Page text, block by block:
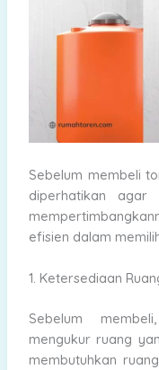
Sebelum membeli
diperhatikan agar
efisien dalam
1. Ketersediaan
Sebelum
mengukur ruang
membutuhkan